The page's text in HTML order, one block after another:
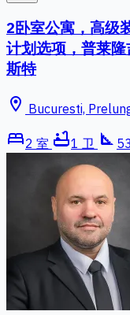
2卧室公寓，高级
计划选项，普莱
斯特
location_on Bucuresti,
bed2 室 bathtub1 卫 square_foot